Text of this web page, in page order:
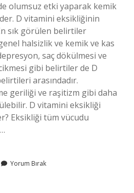
olumsuz etki yaparak kemik
D vitamini eksikliğinin
sık görülen belirtiler
halsizlik ve kemik ve kas
saç dökülmesi ve
gibi belirtiler de D
arasındadır.
geriliği ve raşitizm gibi daha
D vitamini eksikliği
Eksikliği tüm vücudu
Yorum Bırak